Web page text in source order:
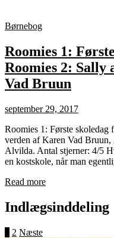
Børnebog
Roomies 1:
Roomies 2: Sally
Vad Bruun
september 29, 2017
Roomies 1: Første skoledag
verden af Karen Vad
Alvilda. Antal stjerner: 4/5
en kostskole, når man
Read more
Indlægsinddeling
2 Næste